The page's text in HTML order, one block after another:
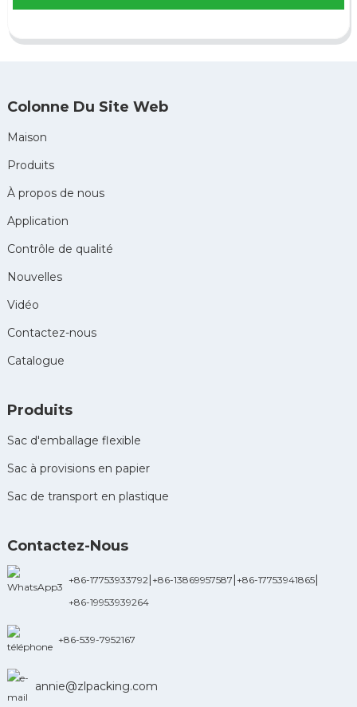
Colonne Du Site Web
Maison
Produits
À propos de nous
Application
Contrôle de qualité
Nouvelles
Vidéo
Contactez-nous
Catalogue
Produits
Sac d'emballage flexible
Sac à provisions en papier
Sac de transport en plastique
Contactez-Nous
+86-17753933792| +86-13869957587 | +86-17753941865|
+86-19953939264
+86-539-7952167
annie@zlpacking.com